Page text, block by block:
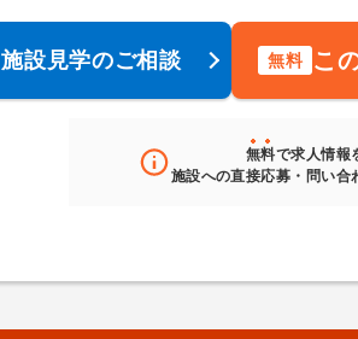
施設見学のご相談 無料 こ
無料で求人情報
施設への直接応募・問い合